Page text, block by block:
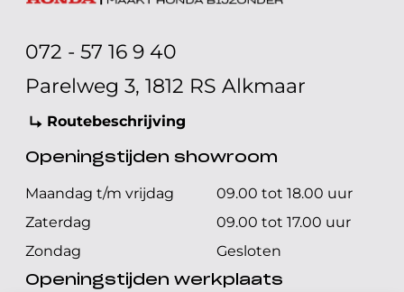
072 - 57 16 9 40
Parelweg 3, 1812 RS Alkmaar
Routebeschrijving
Openingstijden showroom
Maandag t/m vrijdag
09.00 tot 18.00 uur
Zaterdag
09.00 tot 17.00 uur
Zondag
Gesloten
Openingstijden werkplaats